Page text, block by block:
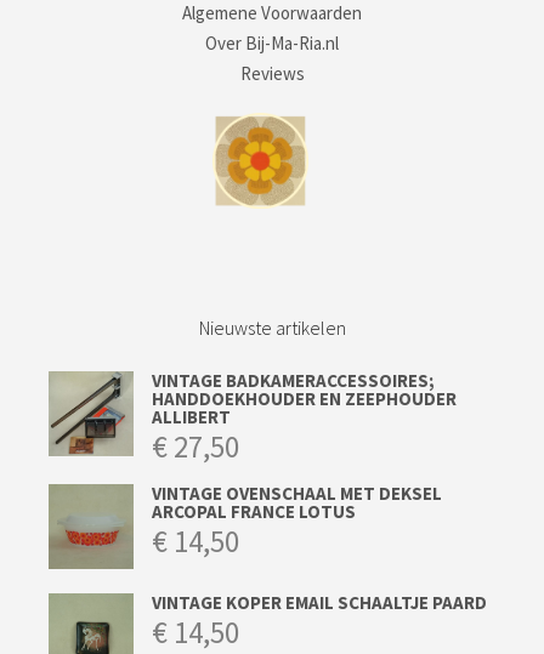
Algemene Voorwaarden
Over Bij-Ma-Ria.nl
Reviews
Nieuwste artikelen
VINTAGE BADKAMERACCESSOIRES;
HANDDOEKHOUDER EN ZEEPHOUDER
ALLIBERT
€27,50
VINTAGE OVENSCHAAL MET DEKSEL
ARCOPAL FRANCE LOTUS
€ 14,50
VINTAGE KOPER EMAIL SCHAALTJE PAARD
€ 14,50